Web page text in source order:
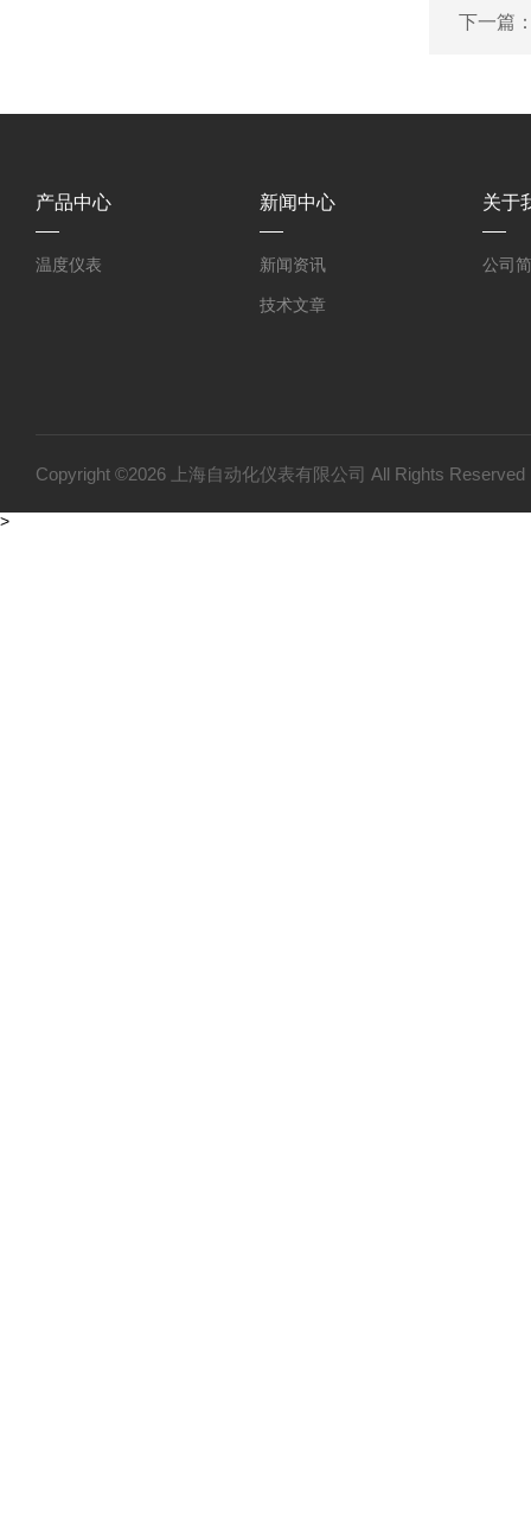
下一篇
产品中心
温度仪表
新闻中心
新闻资讯
技术文章
关于
公司
Copyright ©2026 上海自动化仪表有限公司 All Rights
>